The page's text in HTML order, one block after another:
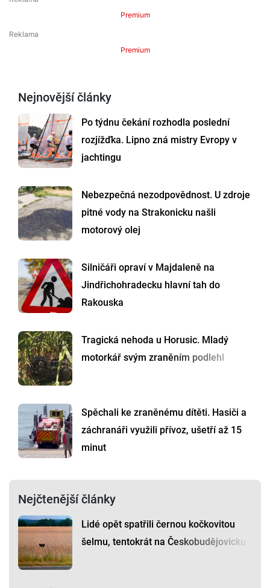
Premium
Premium
Nejnovější články
Po týdnu čekání rozhodla poslední
rozjížďka. Lipno zná mistry Evropy v
jachtingu
Nebezpečná nezodpovědnost. U zdroje
pitné vody na Strakonicku našli
motorový olej
Silničáři opraví v Majdaleně na
Jindřichohradecku hlavní tah do
Rakouska
Tragická nehoda u Horusic. Mladý
motorkář svým zraněním podlehl
Spěchali ke zraněnému dítěti. Hasiči a
záchranáři využili přívoz, ušetří až 15
minut
Nejčtenější články
Lidé opět spatřili černou kočkovitou
šelmu, tentokrát na Českobudějovicku